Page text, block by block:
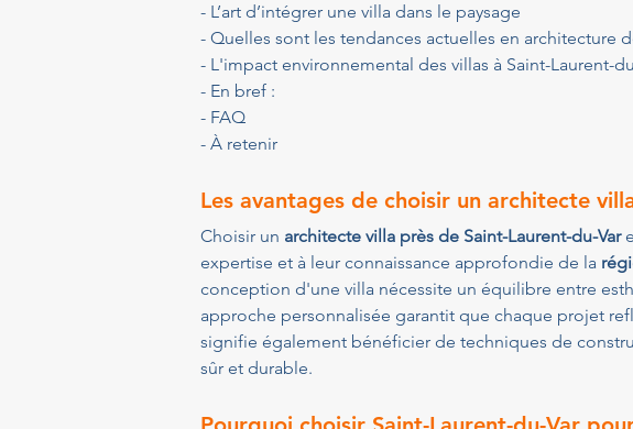
- L’art d’intégrer une villa dans le paysage
- Quelles sont les tendances actuelles en architecture
- L'impact environnemental des villas à Saint-Laurent-
- En bref :
- FAQ
- À retenir
Les avantages de choisir un architecte
Choisir un architecte villa près de Saint-Laurent-du-Var
expertise et à leur connaissance approfondie de la
conception d'une villa nécessite un équilibre entre
approche personnalisée garantit que chaque projet
signifie également bénéficier de techniques de
sûr et durable.